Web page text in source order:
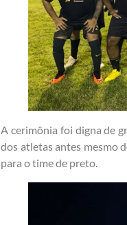
A cerimônia foi digna de
dos atletas antes mesmo
para o time de preto.